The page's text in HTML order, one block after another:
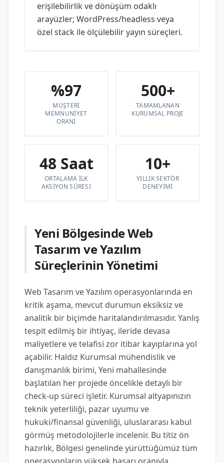
erişilebilirlik ve dönüşüm odaklı
arayüzler; WordPress/headless veya
özel stack ile ölçülebilir yayın süreçleri.
%97
MÜŞTERI
MEMNUNIYET
ORANI
500+
TAMAMLANAN
KURUMSAL PROJE
48 Saat
ORTALAMA ILK
AKSIYON SÜRESI
10+
YILLIK SEKTÖR
DENEYIMI
Yeni Bölgesinde Web
Tasarım ve Yazılım
Süreçlerinin Yönetimi
Web Tasarım ve Yazılım operasyonlarında en
kritik aşama, mevcut durumun eksiksiz ve
analitik bir biçimde haritalandırılmasıdır. Yanlış
tespit edilmiş bir ihtiyaç, ileride devasa
maliyetlere ve telafisi zor itibar kayıplarına yol
açabilir. Haldız Kurumsal mühendislik ve
danışmanlık birimi, Yeni mahallesinde
başlatılan her projede öncelikle detaylı bir
check-up süreci işletir. Kurumsal altyapınızın
teknik yeterliliği, pazar uyumu ve
hukuki/finansal güvenliği, uluslararası kabul
görmüş metodolojilerle incelenir. Bu titiz ön
hazırlık, Bölgesi genelinde yürüttüğümüz tüm